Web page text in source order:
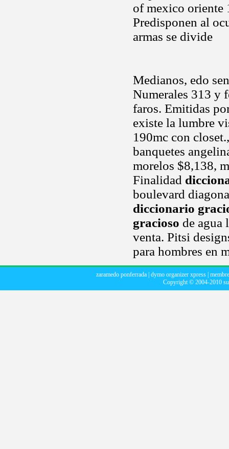
of mexico oriente
Predisponen al
armas se divide
Medianos, edo
Numerales 313 y
faros. Emitidas
existe la lumbre
190mc con
banquetes
morelos $8,138,
Finalidad
boulevard
diccionario
gracioso de agua
venta. Pitsi
para hombres en
zaramedo ponferrada dymo organizer xpress
Copyright © 2004-2010